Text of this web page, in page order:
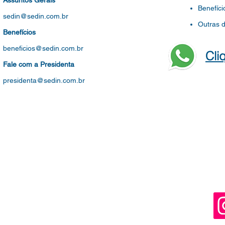
sedin@sedin.com.br
Benefícios
beneficios@sedin.com.br
Fale com a Presidenta
presidenta@sedin.com.br
Outras